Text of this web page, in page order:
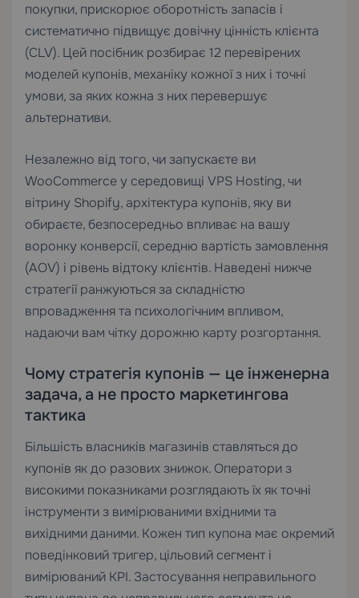
покупки, прискорює оборотність запасів і
систематично підвищує довічну цінність клієнта
(CLV). Цей посібник розбирає 12 перевірених
моделей купонів, механіку кожної з них і точні
умови, за яких кожна з них перевершує
альтернативи.
Незалежно від того, чи запускаєте ви
WooCommerce у середовищі VPS Hosting, чи
вітрину Shopify, архітектура купонів, яку ви
обираєте, безпосередньо впливає на вашу
воронку конверсії, середню вартість замовлення
(AOV) і рівень відтоку клієнтів. Наведені нижче
стратегії ранжуються за складністю
впровадження та психологічним впливом,
надаючи вам чітку дорожню карту розгортання.
Чому стратегія купонів — це інженерна
задача, а не просто маркетингова
тактика
Більшість власників магазинів ставляться до
купонів як до разових знижок. Оператори з
високими показниками розглядають їх як точні
інструменти з вимірюваними вхідними та
вихідними даними. Кожен тип купона має окремий
поведінковий тригер, цільовий сегмент і
вимірюваний KPI. Застосування неправильного